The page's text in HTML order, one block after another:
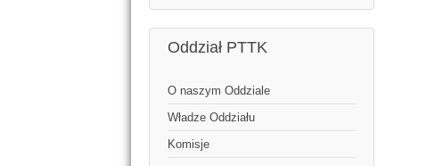
Oddział PTTK
O naszym Oddziale
Władze Oddziału
Komisje